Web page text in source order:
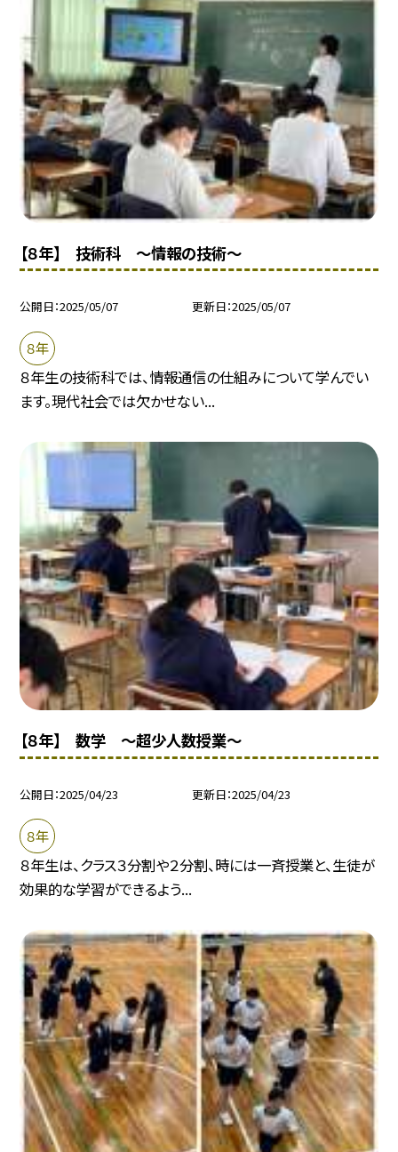
【８年】 技術科 〜情報の技術〜
公開日 2025/05/07 更新日 2025/05/07
８年
８年生の技術科では、情報通信の仕組みについて学んでい
ます。現代社会では欠かせない...
【８年】 数学 〜超少人数授業〜
公開日 2025/04/23 更新日 2025/04/23
８年
８年生は、クラス３分割や２分割、時には一斉授業と、生徒が
効果的な学習ができるよう...